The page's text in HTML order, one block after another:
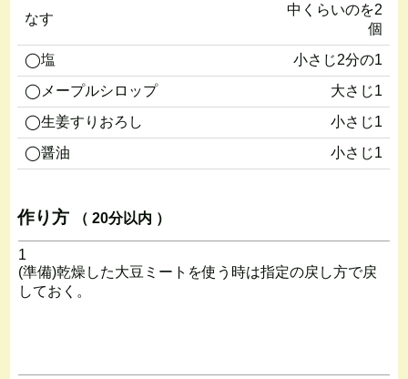
なす
中くらいのを2
個
◯塩
小さじ2分の1
◯メープルシロップ
大さじ1
◯生姜すりおろし
小さじ1
◯醤油
小さじ1
作り方 （ 20分以内 ）
1
(準備)乾燥した大豆ミートを使う時は指定の戻し方で戻
しておく。